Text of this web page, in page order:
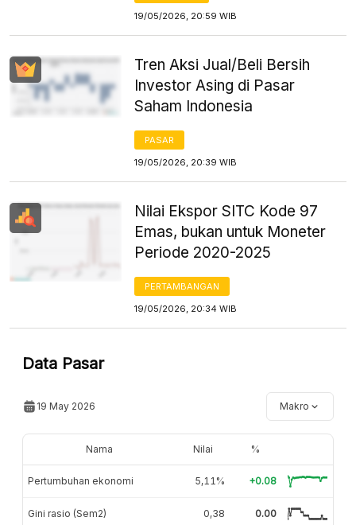
19/05/2026, 20:59 WIB
Tren Aksi Jual/Beli Bersih
Investor Asing di Pasar
Saham Indonesia
PASAR
19/05/2026, 20:39 WIB
Nilai Ekspor SITC Kode 97
Emas, bukan untuk Moneter
Periode 2020-2025
PERTAMBANGAN
19/05/2026, 20:34 WIB
Data Pasar
19 May 2026 Makro
Nama Nilai %
Pertumbuhan ekonomi 5,11% +0.08
Gini rasio (Sem2) 0,38 0.00